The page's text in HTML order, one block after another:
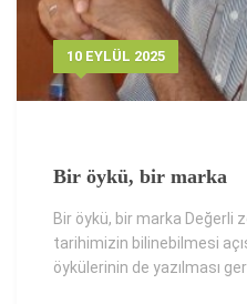
10 EYLÜL 2025
Bir öykü, bir marka
Bir öykü, bir marka Değerli
tarihimizin bilinebilmesi
öykülerinin de yazılması